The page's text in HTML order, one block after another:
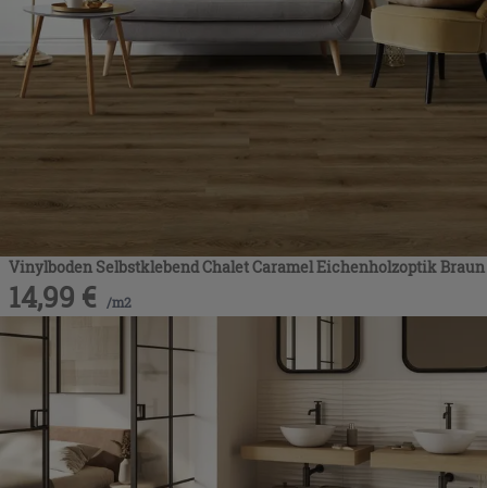
Vinylboden Selbstklebend Chalet Caramel Eichenholzoptik Braun
14,99 € /m2